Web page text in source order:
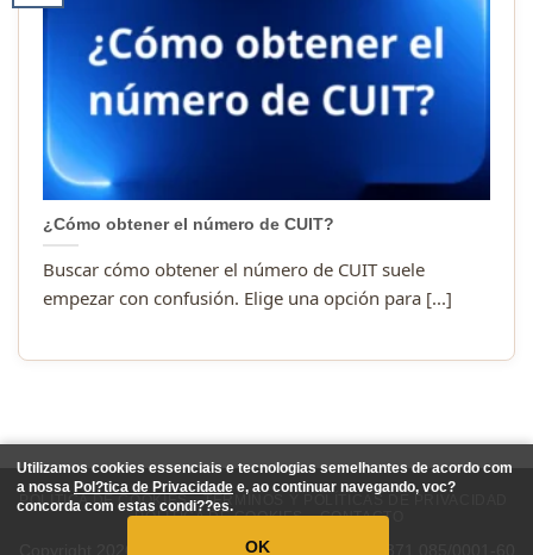
¿Cómo obtener el número de CUIT?
Buscar cómo obtener el número de CUIT suele
empezar con confusión. Elige una opción para [...]
POLITICA DE COOKIES
TÉRMINOS Y POLÍTICAS DE PRIVACIDAD
POLITICA DE COOKIES
CONTACTO
https://turnos.xyz/
Utilizamos cookies essenciais e tecnologias semelhantes de acordo com
a nossa Pol?tica de Privacidade e, ao continuar navegando, voc?
concorda com estas condi??es.
OK